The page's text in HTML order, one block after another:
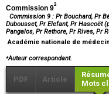
Commission 9
2
Commission 9 : Pr Bouchard, Pr
Dubousset, Pr Elefant, Pr Hascoët
Pangalos, Pr Rethore, Pr Rives, Pr
Académie nationale de
⁎Auteur correspondant.
PDF Article
Mots